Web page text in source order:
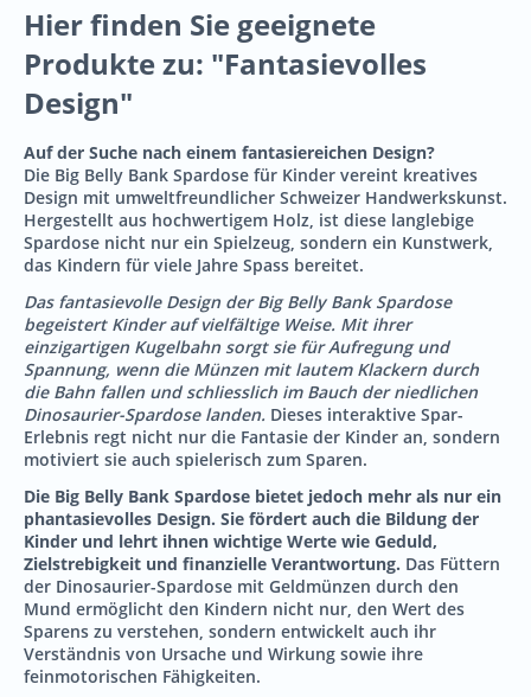
Hier finden Sie geeignete
Produkte zu: "Fantasievolles
Design"
Auf der Suche nach einem fantasiereichen Design?
Die Big Belly Bank Spardose für Kinder vereint kreatives
Design mit umweltfreundlicher Schweizer Handwerkskunst.
Hergestellt aus hochwertigem Holz, ist diese langlebige
Spardose nicht nur ein Spielzeug, sondern ein Kunstwerk,
das Kindern für viele Jahre Spass bereitet.
Das fantasievolle Design der Big Belly Bank Spardose
begeistert Kinder auf vielfältige Weise. Mit ihrer
einzigartigen Kugelbahn sorgt sie für Aufregung und
Spannung, wenn die Münzen mit lautem Klackern durch
die Bahn fallen und schliesslich im Bauch der niedlichen
Dinosaurier-Spardose landen. Dieses interaktive Spar-
Erlebnis regt nicht nur die Fantasie der Kinder an, sondern
motiviert sie auch spielerisch zum Sparen.
Die Big Belly Bank Spardose bietet jedoch mehr als nur ein
phantasievolles Design. Sie fördert auch die Bildung der
Kinder und lehrt ihnen wichtige Werte wie Geduld,
Zielstrebigkeit und finanzielle Verantwortung. Das Füttern
der Dinosaurier-Spardose mit Geldmünzen durch den
Mund ermöglicht den Kindern nicht nur, den Wert des
Sparens zu verstehen, sondern entwickelt auch ihr
Verständnis von Ursache und Wirkung sowie ihre
feinmotorischen Fähigkeiten.